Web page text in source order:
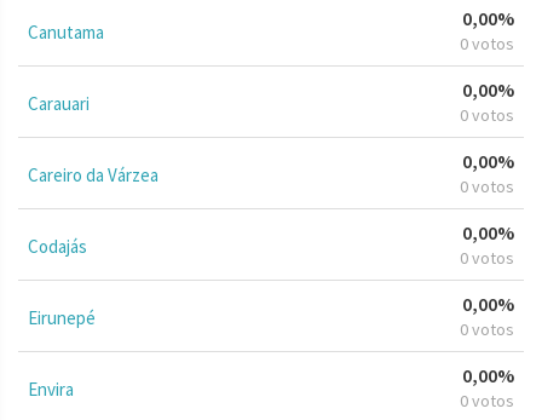
Canutama
0,00%
0 votos
Carauari
0,00%
0 votos
Careiro da Várzea
0,00%
0 votos
Codajás
0,00%
0 votos
Eirunepé
0,00%
0 votos
Envira
0,00%
0 votos